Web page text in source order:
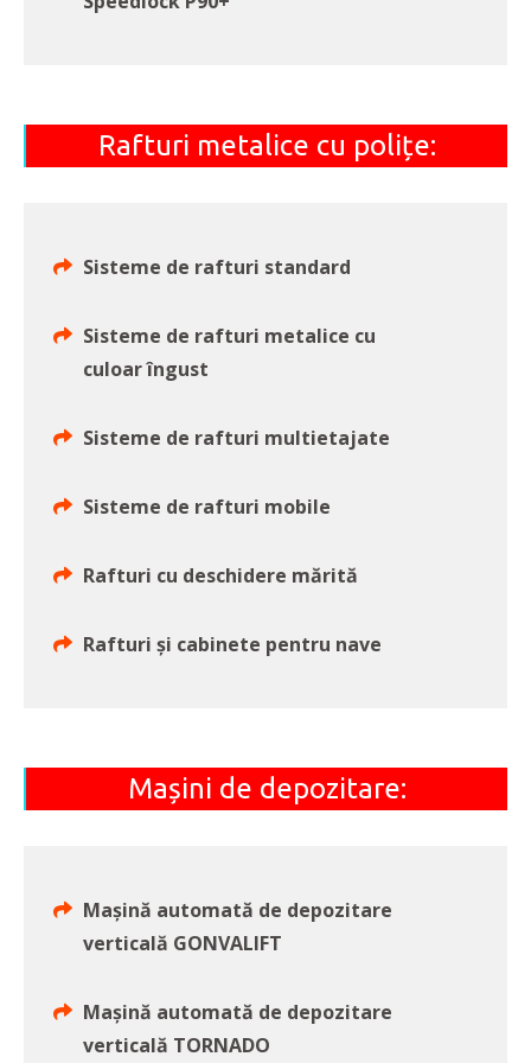
Rafturi metalice cu polițe:
Sisteme de rafturi standard
Sisteme de rafturi metalice cu
culoar îngust
Sisteme de rafturi multietajate
Sisteme de rafturi mobile
Rafturi cu deschidere mărită
Rafturi și cabinete pentru nave
Mașini de depozitare:
Mașină automată de depozitare
verticală GONVALIFT
Mașină automată de depozitare
verticală TORNADO